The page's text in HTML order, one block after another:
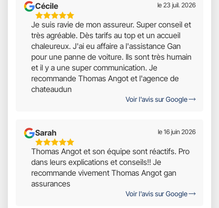
Cécile
5
Étoiles
Sur
5
le 23 juil. 2026
Je suis ravie de mon assureur. Super conseil et
très agréable. Dès tarifs au top et un accueil
chaleureux. J'ai eu affaire a l'assistance Gan
pour une panne de voiture. Ils sont très humain
et il y a une super communication. Je
recommande Thomas Angot et l'agence de
chateaudun
Voir l'avis sur Google
Sarah
5
Étoiles
Sur
5
le 16 juin 2026
Thomas Angot et son équipe sont réactifs. Pro
dans leurs explications et conseils!! Je
recommande vivement Thomas Angot gan
assurances
Voir l'avis sur Google